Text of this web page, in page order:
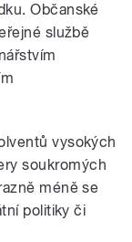
Občanské
službě
vysokých
soukromých
méně se
politiky či